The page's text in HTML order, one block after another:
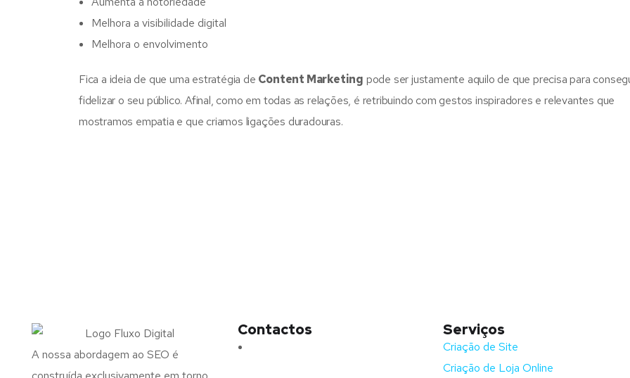
Melhora a visibilidade digital
Melhora o envolvimento
Fica a ideia de que uma estratégia de Content Marketing pode ser justamente aquilo de que precisa para
fidelizar o seu público. Afinal, como em todas as relações, é retribuindo com gestos inspiradores e relevantes que
mostramos empatia e que criamos ligações duradouras.
A nossa abordagem ao SEO é
Contactos Serviços
Criação de Site
Criação de Loja Online